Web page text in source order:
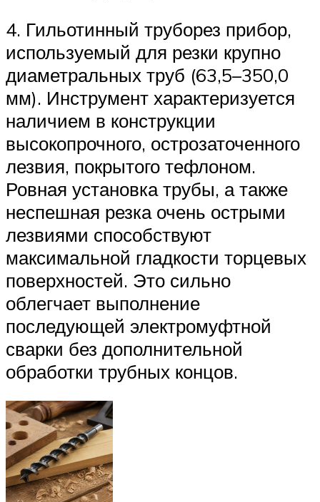
4. Гильотинный труборез прибор,
используемый для резки крупно
диаметральных труб (63,5–350,0
мм). Инструмент характеризуется
наличием в конструкции
высокопрочного, острозаточенного
лезвия, покрытого тефлоном.
Ровная установка трубы, а также
неспешная резка очень острыми
лезвиями способствуют
максимальной гладкости торцевых
поверхностей. Это сильно
облегчает выполнение
последующей электромуфтной
сварки без дополнительной
обработки трубных концов.